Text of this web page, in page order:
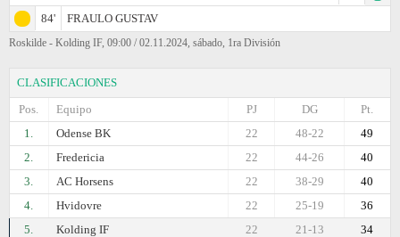
84'
FRAULO GUSTAV
Roskilde - Kolding IF, 09:00 / 02.11.2024, sábado, 1ra División
CLASIFICACIONES
Pos.
Equipo Pt.
DG
PJ
1.
Odense BK 49
48-22
22
2.
Fredericia 40
44-26
22
3.
AC Horsens 40
38-29
22
4.
Hvidovre 36
25-19
22
5.
Kolding IF 34
21-13
22